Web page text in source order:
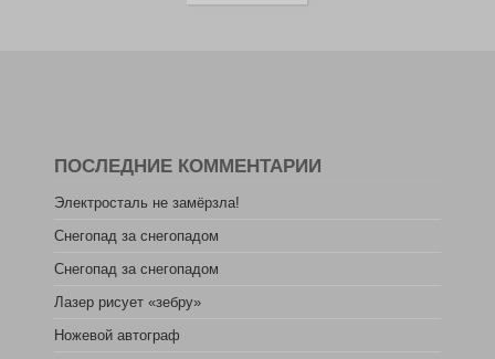
ПОСЛЕДНИЕ КОММЕНТАРИИ
Электросталь не замёрзла!
Снегопад за снегопадом
Снегопад за снегопадом
Лазер рисует «зебру»
Ножевой автограф